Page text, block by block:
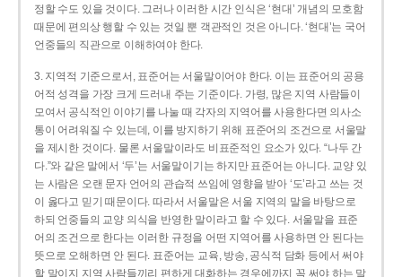
정할 수도 있을 것이다. 그러나 이러한 시간 인식은 ‘현대’ 개념의 모호함
때문에 편의상 행할 수 있는 것일 뿐 객관적인 것은 아니다. ‘현대’는 국어
언중들의 직관으로 이해하여야 한다.
3. 지역적 기준으로서, 표준어는 서울말이어야 한다. 이는 표준어의 공용
어적 성격을 가장 크게 드러내 주는 기준이다. 가령, 많은 지역 사람들이
모여서 공식적인 이야기를 나눌 때 각자의 지역어를 사용한다면 의사소
통이 어려워질 수 있는데, 이를 방지하기 위해 표준어의 조건으로 서울말
을 제시한 것이다. 물론 서울말이라도 비표준적인 요소가 있다. “나두 간
다.”와 같은 말에서 ‘두’는 서울말이기는 하지만 표준어는 아니다. 교양 있
는 사람은 오랜 문자 언어의 관습적 쓰임에 영향을 받아 ‘도’라고 쓰는 것
이 옳다고 믿기 때문이다. 따라서 서울말은 서울 지역의 말을 바탕으로
하되 언중들의 교양 의식을 반영한 말이라고 할 수 있다. 서울말을 표준
어의 조건으로 한다는 이러한 규정을 어떤 지역어를 사용하면 안 된다는
뜻으로 오해하면 안 된다. 표준어는 교육, 방송, 공식적 담화 등에서 써야
할 말이지 지역 사람들끼리 편하게 대화하는 경우에까지 꼭 써야 하는 말